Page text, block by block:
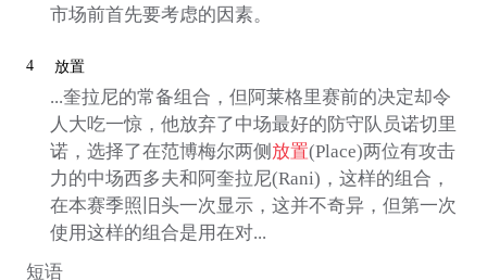
市场前首先要考虑的因素。
4 放置
...奎拉尼的常备组合，但阿莱格里赛前的决定却令
人大吃一惊，他放弃了中场最好的防守队员诺切里
诺，选择了在范博梅尔两侧 放置(Place)两位有攻击
力的中场西多夫和阿奎拉尼(Rani)，这样的组合，
在本赛季照旧头一次显示，这并不奇异，但第一次
使用这样的组合是用在对...
短语